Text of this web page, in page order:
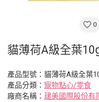
0
貓薄荷A級全葉
產品型號：貓薄荷A級全葉
產品分類： 寵物點心/零食
廠商名稱： 建美國際股份有